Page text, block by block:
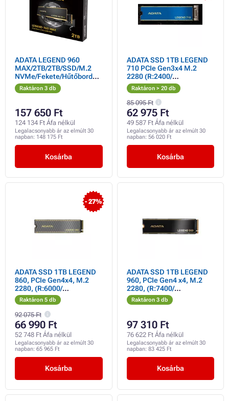
ADATA LEGEND 960
MAX/2TB/2TB/SSD/M.2
NVMe/Fekete/Hűtőborda/
5RRaktáron 3 db
157 650 Ft
124 134 Ft Áfa nélkül
Legalacsonyabb ár az elmúlt 30
napban: 148 175 Ft
Kosárba
ADATA SSD 1TB LEGEND
710 PCIe Gen3x4 M.2
2280 (R:2400/
W:1800MB/s)
Raktáron > 20 db
85 095 Ft
62 975 Ft
49 587 Ft Áfa nélkül
Legalacsonyabb ár az elmúlt 30
napban: 56 020 Ft
Kosárba
- 27%
ADATA SSD 1TB LEGEND
860, PCIe Gen4x4, M.2
2280, (R:6000/
W:4000MB/s)
Raktáron 5 db
92 075 Ft
66 990 Ft
52 748 Ft Áfa nélkül
Legalacsonyabb ár az elmúlt 30
napban: 65 965 Ft
Kosárba
ADATA SSD 1TB LEGEND
960, PCIe Gen4 x4, M.2
2280, (R:7400/
W:6000MB/s)
Raktáron 3 db
97 310 Ft
76 622 Ft Áfa nélkül
Legalacsonyabb ár az elmúlt 30
napban: 83 425 Ft
Kosárba